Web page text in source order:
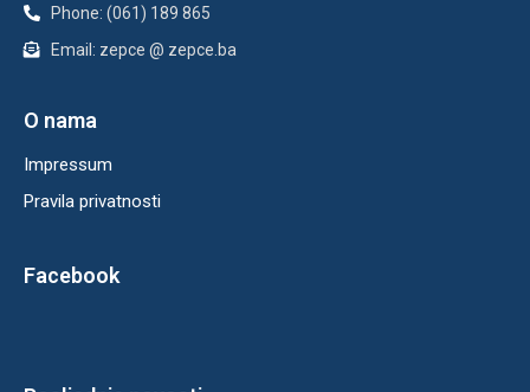
Phone: (061) 189 865
Email: zepce @ zepce.ba
O nama
Impressum
Pravila privatnosti
Facebook